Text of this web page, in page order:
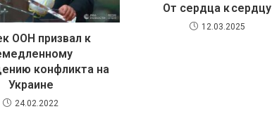
ООН призвал к
конфликта на
Украине
24.02.2022
От сердца к сердцу
12.03.2025